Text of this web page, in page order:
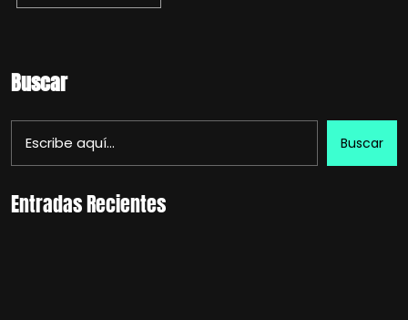
Buscar
Buscar
Entradas Recientes